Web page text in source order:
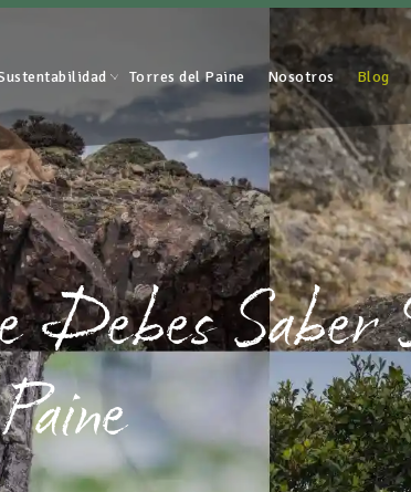
Torres del Paine Nosotros Blog
Debes